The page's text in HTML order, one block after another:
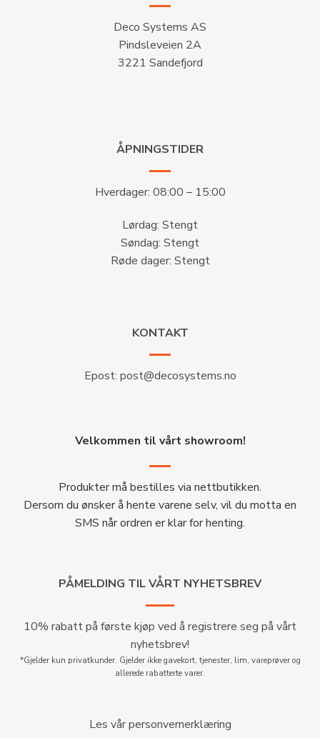
Deco Systems AS
Pindsleveien 2A
3221 Sandefjord
ÅPNINGSTIDER
Hverdager: 08:00 – 15:00
Lørdag: Stengt
Søndag: Stengt
Røde dager: Stengt
KONTAKT
Epost: post@decosystems.no
Velkommen til vårt showroom!
Produkter må bestilles via nettbutikken.
Dersom du ønsker å hente varene selv, vil du motta en
SMS når ordren er klar for henting.
PÅMELDING TIL VÅRT NYHETSBREV
10% rabatt på første kjøp ved å registrere seg på vårt
nyhetsbrev!
*Gjelder kun privatkunder. Gjelder ikke gavekort, tjenester, lim, vareprøver og
allerede rabatterte varer.
Les vår personvernerklæring